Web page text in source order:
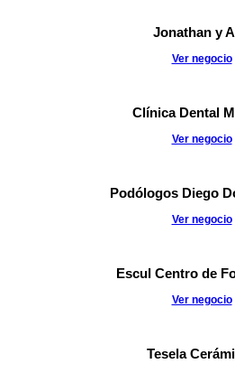
Jonathan y
Ver negocio
Clínica Dental
Ver negocio
Podólogos Diego
Ver negocio
Escul Centro de
Ver negocio
Tesela